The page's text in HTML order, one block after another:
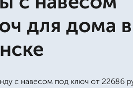
для дома в
с навесом под ключ от 22686